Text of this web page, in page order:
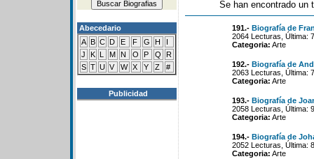
Abecedario
A B C D E F G H
I
J
K L M N O P Q
R
S T U V W X Y Z #
Publicidad
Se han encontrado un
191.- Biografía de
2064 Lecturas, Última:
Categoria: Arte
192.- Biografía de
2063 Lecturas, Última:
Categoria: Arte
193.- Biografía de
2058 Lecturas, Última:
Categoria: Arte
194.- Biografía de
2052 Lecturas, Última:
Categoria: Arte